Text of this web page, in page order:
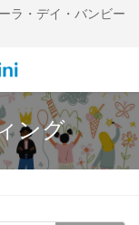
ラ・デイ・バンビー
ング